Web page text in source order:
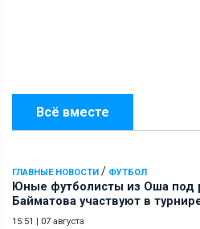
Всё вместе
ГЛАВНЫЕ НОВОСТИ / ФУТБОЛ
Юные футболисты из Оша под
Байматова участвуют в
15:51 | 07 августа